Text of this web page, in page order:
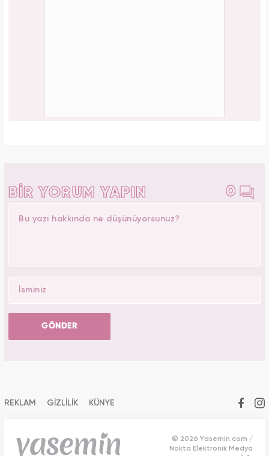
BİR YORUM YAPIN 0
GÖNDER
REKLAM GİZLİLİK KÜNYE
© 2026 Yasemin.com /
Nokta Elektronik Medya